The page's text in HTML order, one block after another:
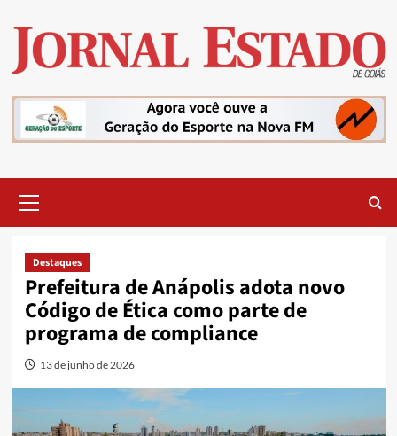
content
Menu
Destaques
Prefeitura de Anápolis adota novo
Código de Ética como parte de
programa de compliance
13 de junho de 2026